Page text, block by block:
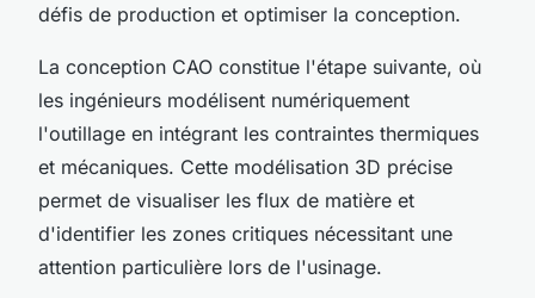
défis de production et optimiser la conception.
La conception CAO constitue l'étape suivante, où
les ingénieurs modélisent numériquement
l'outillage en intégrant les contraintes thermiques
et mécaniques. Cette modélisation 3D précise
permet de visualiser les flux de matière et
d'identifier les zones critiques nécessitant une
attention particulière lors de l'usinage.